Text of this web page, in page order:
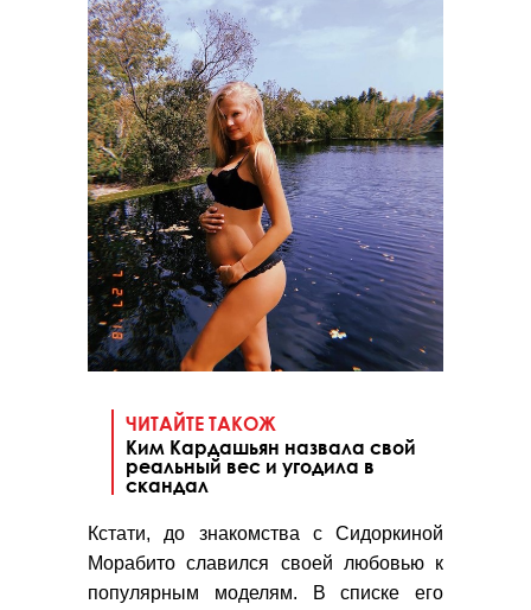
ЧИТАЙТЕ ТАКОЖ
Ким Кардашьян назвала свой
реальный вес и угодила в
скандал
Кстати, до знакомства с Сидоркиной
Морабито славился своей любовью к
популярным моделям. В списке его